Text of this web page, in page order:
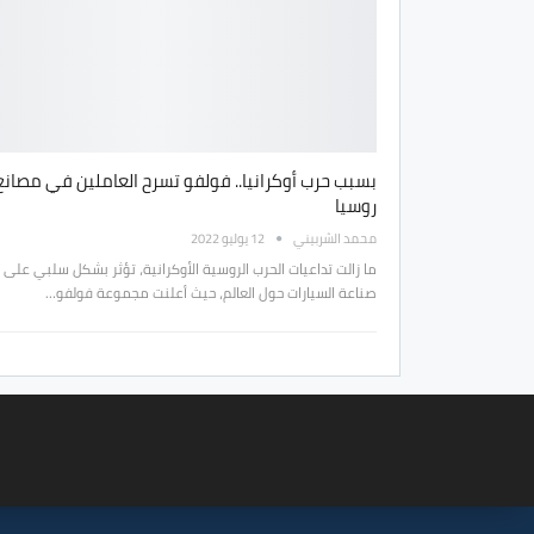
بسبب حرب أوكرانيا.. فولفو تسرح العاملين في
روسيا
محمد الشربيني 12 يوليو 2022
ما زالت تداعيات الحرب الروسية الأوكرانية، تؤثر بشكل سلبي على
صناعة السيارات حول العالم، حيث أعلنت مجموعة فولفو…